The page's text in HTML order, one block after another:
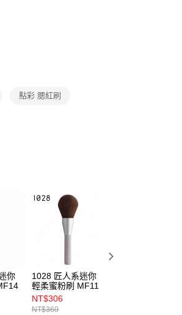
點彩 腮紅刷
你
1028 匠人系迷你
輕柔蜜粉刷 MF11
NT$306
NT$360